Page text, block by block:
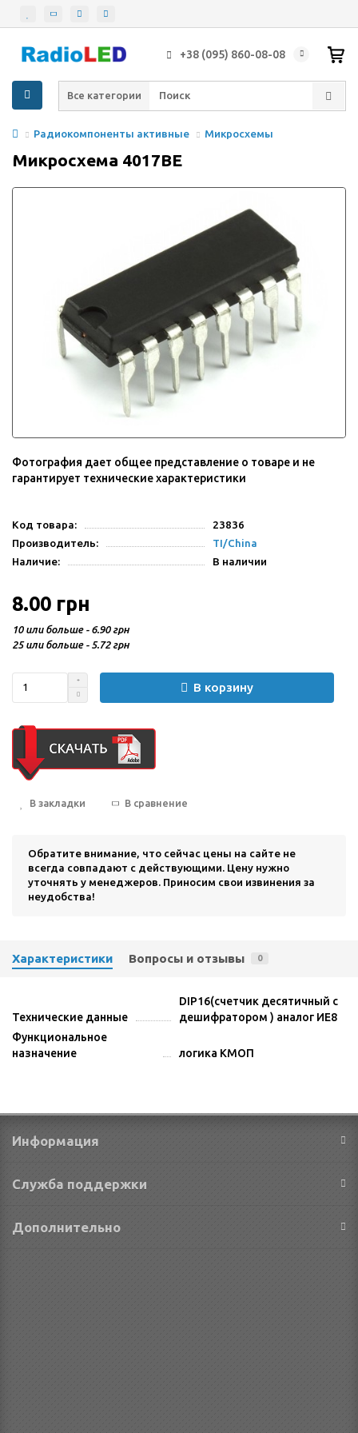
+38 (095) 860-08-08
Все категории
Радиокомпоненты активные Микросхемы
Микросхема 4017BE
Фотография дает общее представление о товаре и не
гарантирует технические характеристики
Код товара:
23836
Производитель:
TI/China
Наличие:
В наличии
8.00 грн
10 или больше - 6.90 грн
25 или больше - 5.72 грн
В корзину
В закладки В сравнение
Обратите внимание, что сейчас цены на сайте не
всегда совпадают с действующими. Цену нужно
уточнять у менеджеров. Приносим свои извинения за
неудобства!
Характеристики Вопросы и отзывы 0
Технические данные
DIP16(счетчик десятичный с
дешифратором ) аналог ИЕ8
Функциональное
назначение
логика КМОП
Информация
Служба поддержки
Дополнительно